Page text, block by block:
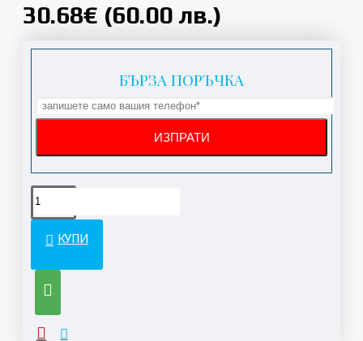
30.68€ (60.00 лв.)
БЪРЗА ПОРЪЧКА
КУПИ